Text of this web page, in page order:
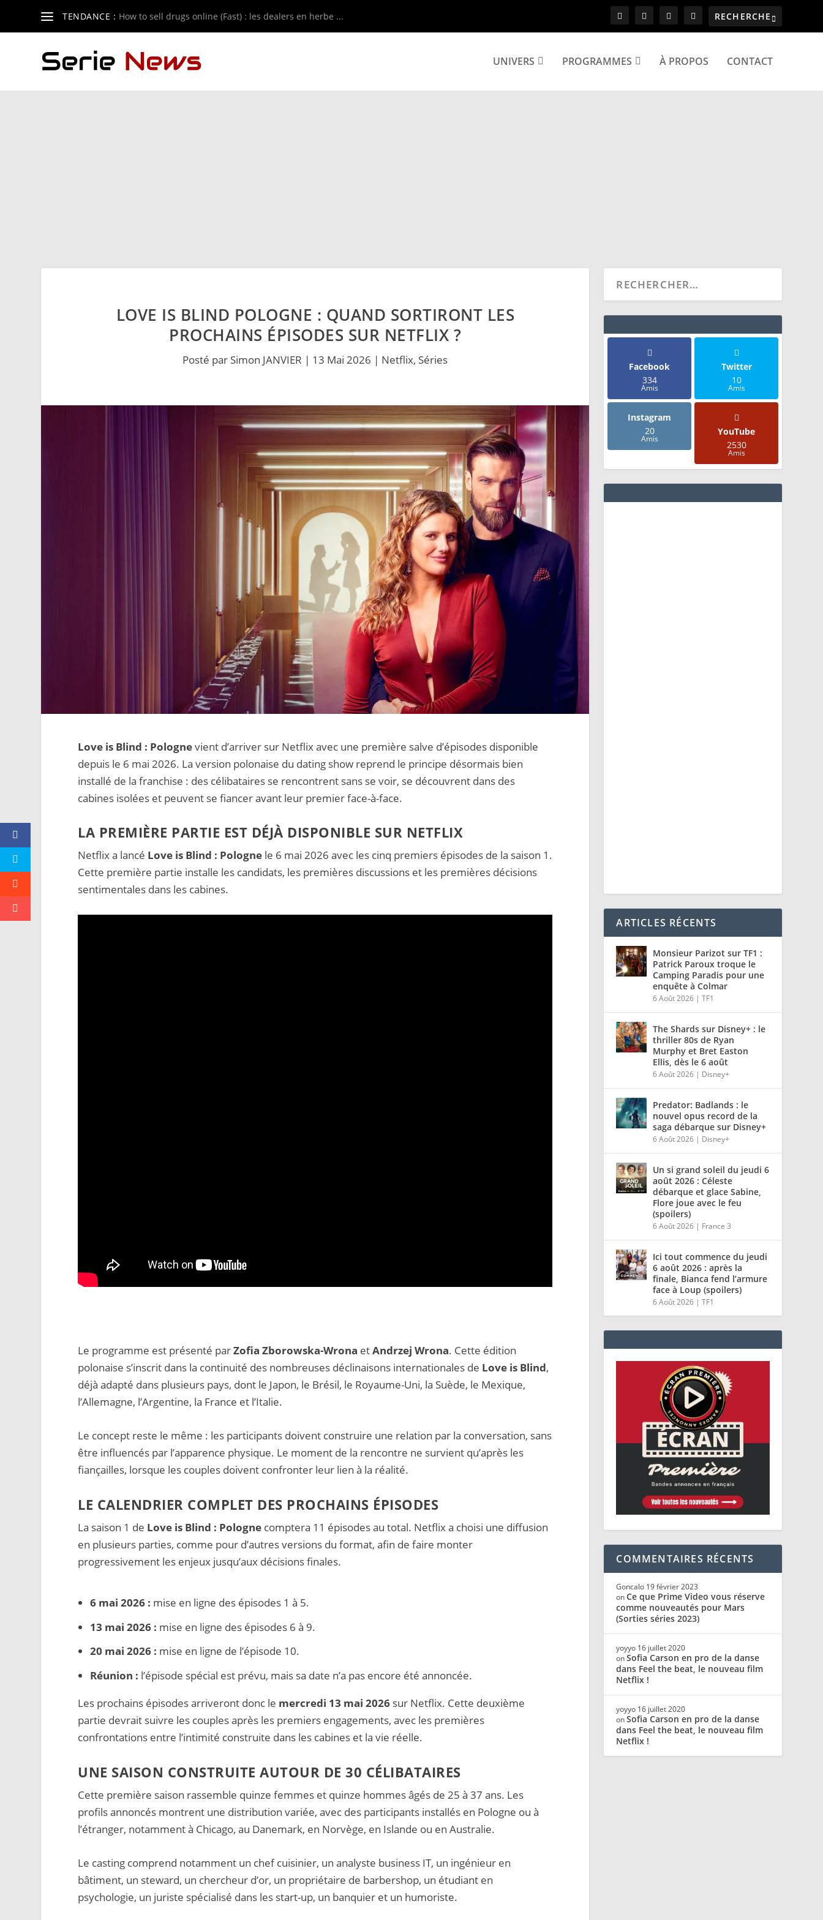
TENDANCE : How to sell drugs online (Fast) : les dealers en herbe ...
UNIVERS PROGRAMMES À PROPOS CONTACT
LOVE IS BLIND POLOGNE : QUAND SORTIRONT LES
PROCHAINS ÉPISODES SUR NETFLIX ?
Posté par Simon JANVIER | 13 Mai 2026 | Netflix, Séries
Love is Blind : Polognevient d’arriver sur Netflix avec une première salve d’épisodes disponible
depuis le 6 mai 2026. La version polonaise du dating show reprend le principe désormais bien
installé de la franchise : des célibataires se rencontrent sans se voir, se découvrent dans des
cabines isolées et peuvent se fiancer avant leur premier face-à-face.
LA PREMIÈRE PARTIE EST DÉJÀ DISPONIBLE SUR NETFLIX
Netflix a lancé Love is Blind : Pologne le 6 mai 2026 avec les cinq premiers épisodes de la saison 1.
Cette première partie installe les candidats, les premières discussions et les premières décisions
sentimentales dans les cabines.
Le programme est présenté parZofia Zborowska-Wrona etAndrzej Wrona. Cette édition
polonaise s’inscrit dans la continuité des nombreuses déclinaisons internationales de Love is Blind,
déjà adapté dans plusieurs pays, dont le Japon, le Brésil, le Royaume-Uni, la Suède, le Mexique,
l’Allemagne, l’Argentine, la France et l’Italie.
Le concept reste le même : les participants doivent construire une relation par la conversation, sans
être influencés par l’apparence physique. Le moment de la rencontre ne survient qu’après les
fiançailles, lorsque les couples doivent confronter leur lien à la réalité.
LE CALENDRIER COMPLET DES PROCHAINS ÉPISODES
La saison 1 de Love is Blind : Pologne comptera 11 épisodes au total. Netflix a choisi une diffusion
en plusieurs parties, comme pour d’autres versions du format, afin de faire monter
progressivement les enjeux jusqu’aux décisions finales.
6 mai 2026 : mise en ligne des épisodes 1 à 5.
13 mai 2026 : mise en ligne des épisodes 6 à 9.
20 mai 2026 : mise en ligne de l’épisode 10.
Réunion : l’épisode spécial est prévu, mais sa date n’a pas encore été annoncée.
Les prochains épisodes arriveront donc le mercredi 13 mai 2026 sur Netflix. Cette deuxième
partie devrait suivre les couples après les premiers engagements, avec les premières
confrontations entre l’intimité construite dans les cabines et la vie réelle.
UNE SAISON CONSTRUITE AUTOUR DE 30 CÉLIBATAIRES
Cette première saison rassemble quinze femmes et quinze hommes âgés de 25 à 37 ans. Les
profils annoncés montrent une distribution variée, avec des participants installés en Pologne ou à
l’étranger, notamment à Chicago, au Danemark, en Norvège, en Islande ou en Australie.
Le casting comprend notamment un chef cuisinier, un analyste business IT, un ingénieur en
bâtiment, un steward, un chercheur d’or, un propriétaire de barbershop, un étudiant en
psychologie, un juriste spécialisé dans les start-up, un banquier et un humoriste.
Facebook
334
Amis
Twitter
10
Amis
Instagram
20
Amis
YouTube
2530
Amis
ARTICLES RÉCENTS
Monsieur Parizot sur TF1 :
Patrick Paroux troque le
Camping Paradis pour une
enquête à Colmar
6 Août 2026 |TF1
The Shards sur Disney+ : le
thriller 80s de Ryan
Murphy et Bret Easton
Ellis, dès le 6 août
6 Août 2026 | Disney+
Predator: Badlands : le
nouvel opus record de la
saga débarque sur Disney+
6 Août 2026 | Disney+
Un si grand soleil du jeudi 6
août 2026 : Céleste
débarque et glace Sabine,
Flore joue avec le feu
(spoilers)
6 Août 2026 | France 3
Ici tout commence du jeudi
6 août 2026 : après la
finale, Bianca fend l’armure
face à Loup (spoilers)
6 Août 2026 |TF1
COMMENTAIRES RÉCENTS
Goncalo 19 février 2023
onCe que Prime Video vous réserve
comme nouveautés pour Mars
(Sorties séries 2023)
yoyyo 16 juillet 2020
onSofia Carson en pro de la danse
dans Feel the beat, le nouveau film
Netflix !
yoyyo 16 juillet 2020
onSofia Carson en pro de la danse
dans Feel the beat, le nouveau film
Netflix !